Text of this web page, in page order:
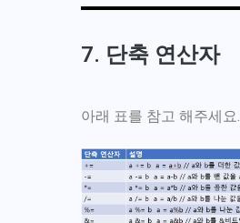
7. 단축 연산자
아래 표를 참고 해주세요.